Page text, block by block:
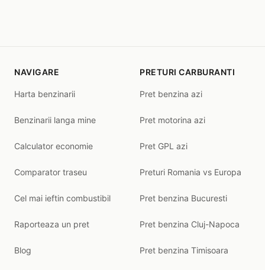
NAVIGARE
Harta benzinarii
Benzinarii langa mine
Calculator economie
Comparator traseu
Cel mai ieftin combustibil
Raporteaza un pret
Blog
PRETURI CARBURANTI
Pret benzina azi
Pret motorina azi
Pret GPL azi
Preturi Romania vs Europa
Pret benzina Bucuresti
Pret benzina Cluj-Napoca
Pret benzina Timisoara